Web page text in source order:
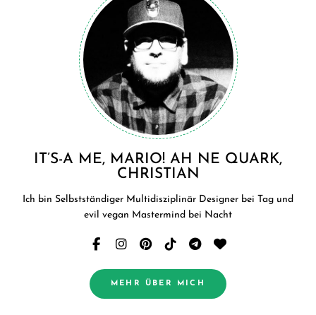
IT’S-A ME, MARIO! AH NE QUARK,
CHRISTIAN
Ich bin Selbstständiger Multidisziplinär Designer bei Tag und
evil vegan Mastermind bei Nacht
MEHR ÜBER MICH